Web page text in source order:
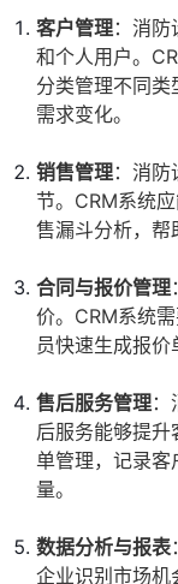
客户管理：消
和个人用户。
分类管理不同类
需求变化。
销售管理：消
节。CRM系统
售漏斗分析，帮
合同与报价管理
价。CRM系统
员快速生成报价
售后服务管理
后服务能够提
单管理，记录客
量。
数据分析与报表
企业识别市场机